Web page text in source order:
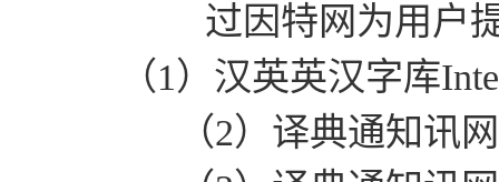
过因特网为用户
（1）汉英英汉字库
（2）译典通知讯